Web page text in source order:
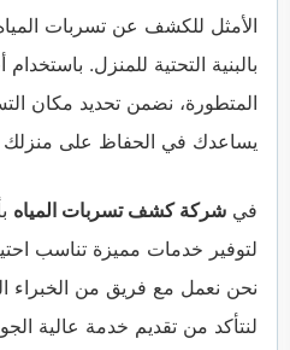
الأمثل للكشف عن تسربات
بالبنية التحتية للمنزل.
المتطورة، نضمن تحديد مكان
يساعدك في الحفاظ على منزلك
في شركة كشف تسربات المياه
لتوفير خدمات مميزة تناسب
نحن نعمل مع فريق من الخبراء
لنتأكد من تقديم خدمة عالية